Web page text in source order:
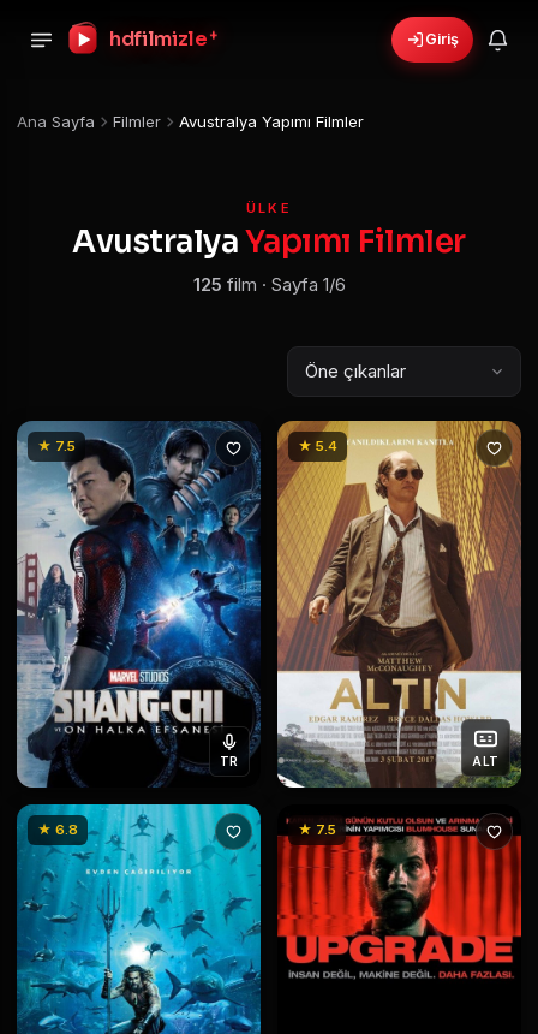
hdfilmizle + Giriş
Ana Sayfa Filmler Avustralya Yapımı Filmler
ÜLKE
AvustralyaYapımı Filmler
125 film · Sayfa 1/6
★ 7.5
TR
★ 5.4
ALT
★ 6.8 ★ 7.5